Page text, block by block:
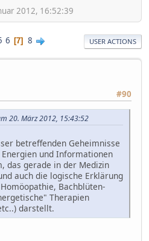
2012, 16:52:39
6 7 8 USER ACTIONS
#90
20. März 2012, 15:43:52
betreffenden Geheimnisse
und Informationen
das gerade in der Medizin
auch die logische Erklärung
Bachblüten-
Therapien
darstellt.